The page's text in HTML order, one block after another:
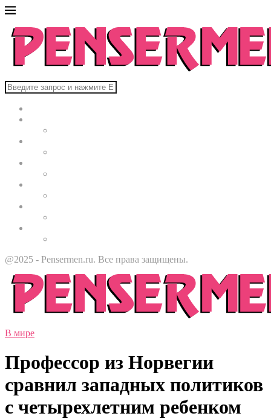
@2025 - Pensermen.ru. Все права защищены.
В мире
Профессор из Норвегии
сравнил западных политиков
с четырехлетним ребенком